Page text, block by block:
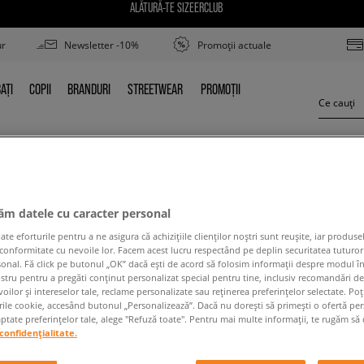
ALĂTURĂ-TE SIZEERCLUB
Newsletter -10% Promoții actuale
COPII
COPII BRANDURI
BRANDURI STREETWEAR
STREETWEAR PROMOȚII
PROMOȚII
ETNIES MARANA
conținutul termenului căutat. Folosește mai
ÎNAPOI LA MAGAZIN
datele cu caracter personal
eforturile pentru a ne asigura că achizițiile clienților noștri sunt reușite, iar
cu nevoile lor. Facem acest lucru respectând pe deplin securitatea
Fă click pe butonul „OK” dacă ești de acord să folosim informații despre modul
pentru a pregăti conținut personalizat special pentru tine, inclusiv recomandări
și intereselor tale, reclame personalizate sau reținerea preferințelor selectate.
cookie, accesând butonul „Personalizează”. Dacă nu dorești să primești o ofertă
preferințelor tale, alege "Refuză toate". Pentru mai multe informații, te rugăm